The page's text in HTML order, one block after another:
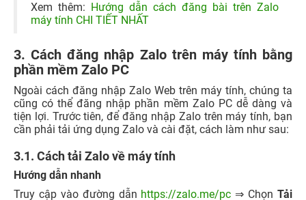
Xem thêm: Hướng dẫn cách đăng bài trên Zalo
máy tính CHI TIẾT NHẤT
3. Cách đăng nhập Zalo trên máy tính bằng
phần mềm Zalo PC
Ngoài cách đăng nhập Zalo Web trên máy tính, chúng ta
cũng có thể đăng nhập phần mềm Zalo PC dễ dàng và
tiện lợi. Trước tiên, để đăng nhập Zalo trên máy tính, bạn
cần phải tải ứng dụng Zalo và cài đặt, cách làm như sau:
3.1. Cách tải Zalo về máy tính
Hướng dẫn nhanh
Truy cập vào đường dẫn https://zalo.me/pc ⇒ Chọn Tải